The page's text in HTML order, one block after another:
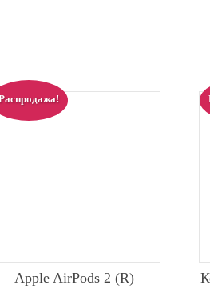
Apple AirPods 2 (R)